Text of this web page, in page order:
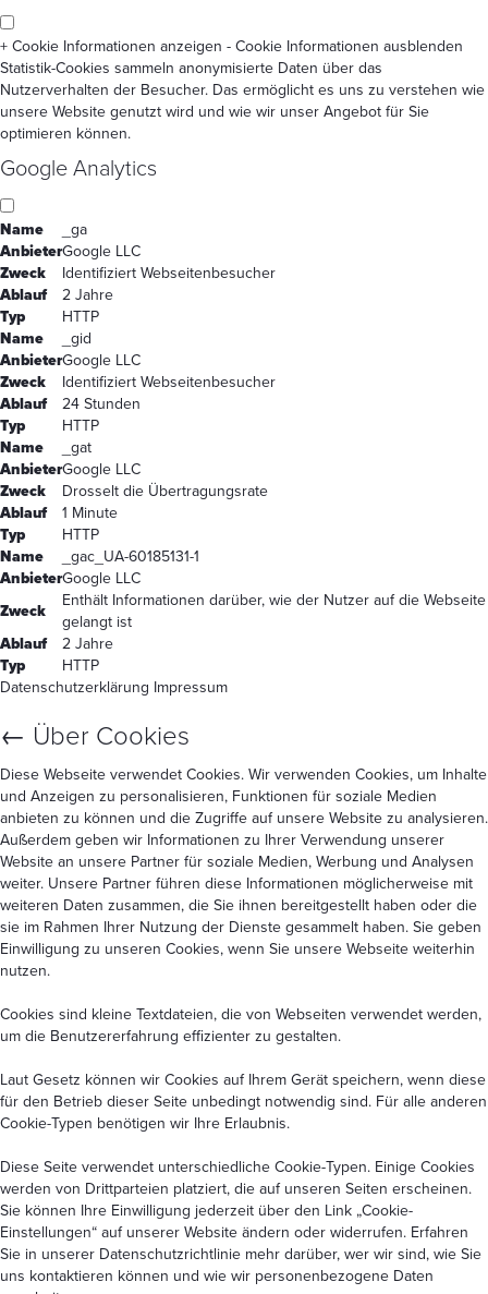
+ Cookie Informationen anzeigen - Cookie Informationen ausblenden
Statistik-Cookies sammeln anonymisierte Daten über das
Nutzerverhalten der Besucher. Das ermöglicht es uns zu verstehen wie
unsere Website genutzt wird und wie wir unser Angebot für Sie
optimieren können.
Google Analytics
Name
_ga
AnbieterGoogle LLC
Zweck
Identifiziert Webseitenbesucher
Ablauf
2 Jahre
Typ
HTTP
Name
_gid
AnbieterGoogle LLC
Zweck
Identifiziert Webseitenbesucher
Ablauf
24 Stunden
Typ
HTTP
Name
_gat
AnbieterGoogle LLC
Zweck
Drosselt die Übertragungsrate
Ablauf
1 Minute
Typ
HTTP
Name
_gac_UA-60185131-1
AnbieterGoogle LLC
Zweck
Enthält Informationen darüber, wie der Nutzer auf die Webseite
gelangt ist
Ablauf
2 Jahre
Typ
HTTP
Datenschutzerklärung Impressum
← Über Cookies
Diese Webseite verwendet Cookies. Wir verwenden Cookies, um Inhalte
und Anzeigen zu personalisieren, Funktionen für soziale Medien
anbieten zu können und die Zugriffe auf unsere Website zu analysieren.
Außerdem geben wir Informationen zu Ihrer Verwendung unserer
Website an unsere Partner für soziale Medien, Werbung und Analysen
weiter. Unsere Partner führen diese Informationen möglicherweise mit
weiteren Daten zusammen, die Sie ihnen bereitgestellt haben oder die
sie im Rahmen Ihrer Nutzung der Dienste gesammelt haben. Sie geben
Einwilligung zu unseren Cookies, wenn Sie unsere Webseite weiterhin
nutzen.
Cookies sind kleine Textdateien, die von Webseiten verwendet werden,
um die Benutzererfahrung effizienter zu gestalten.
Laut Gesetz können wir Cookies auf Ihrem Gerät speichern, wenn diese
für den Betrieb dieser Seite unbedingt notwendig sind. Für alle anderen
Cookie-Typen benötigen wir Ihre Erlaubnis.
Diese Seite verwendet unterschiedliche Cookie-Typen. Einige Cookies
werden von Drittparteien platziert, die auf unseren Seiten erscheinen.
Sie können Ihre Einwilligung jederzeit über den Link „Cookie-
Einstellungen“ auf unserer Website ändern oder widerrufen. Erfahren
Sie in unserer Datenschutzrichtlinie mehr darüber, wer wir sind, wie Sie
uns kontaktieren können und wie wir personenbezogene Daten